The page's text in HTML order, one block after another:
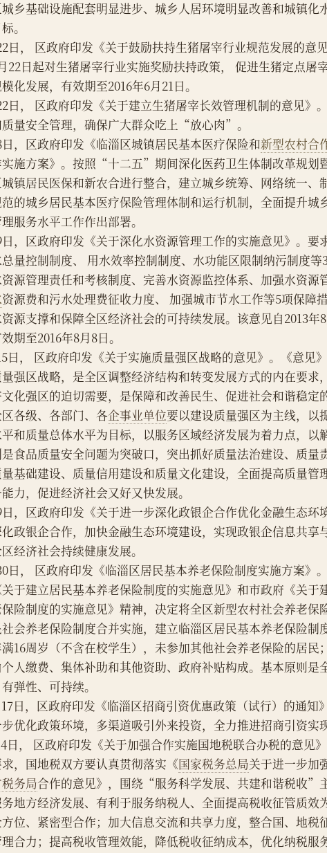
乡基础设施配套明显进步、城乡人居环境明显改善和城镇化
。
月22日， 区政府印发《关于鼓励扶持生猪屠宰行业规范发展的意
22日起对生猪屠宰行业实施奖励扶持政策， 促进生猪定点屠
化发展，有效期至2016年6月21日。
月22日， 区政府印发《关于建立生猪屠宰长效管理机制的意见》
量安全管理，确保广大群众吃上“放心肉”。
月8日，区政府印发《临淄区城镇居民基本医疗保险和
新型农村合
施方案》。按照“十二五”期间深化医药卫生体制改革规划暨
镇居民医保和新农合进行整合，建立城乡统筹、网络统一、
的城乡居民基本医疗保险管理体制和运行机制，全面提升城
服务水平工作作出部署。
月9日，区政府印发《关于深化水资源管理工作的实施意见》。要
量控制制度、 用水效率控制制度、水功能区限制纳污制度等3
源管理责任和考核制度、完善水资源监控体系、加强水资源
资源费和污水处理费征收力度、 加强城市节水工作等5项保障
源支撑和保障全区经济社会的可持续发展。该意见自2013年
期至2016年8月8日。
月15日， 区政府印发《关于实施质量强区战略的意见》。《意见》
强区战略，是全区调整经济结构和转变发展方式的内在要求
化强区的迫切需要，是保障和改善民生、促进社会和谐稳定
各级、各部门、各企事业单位要以建设质量强区为主线，以
和质量总体水平为目标，以服务区域经济发展为着力点，以
食品质量安全问题为突破口，突出抓好质量法治建设、质量
基础建设、质量信用建设和质量文化建设，全面提高质量管
力，促进经济社会又好又快发展。
月9日，区政府印发《关于进一步深化政银企合作优化金融生态环
政银企合作，加快金融生态环境建设，实现政银企信息共享
经济社会持续健康发展。
月30日， 区政府印发《临淄区居民基本养老保险制度实施方案》
于建立居民基本养老保险制度的实施意见》和市政府《关于
险制度的实施意见》精神，决定将全区新型农村社会养老保
会养老保险制度合并实施，建立临淄区居民基本养老保险制
16周岁（不含在校学生），未参加其他社会养老保险的居民
人缴费、集体补助和其他资助、政府补贴构成。基本原则是
弹性、可持续。
月17日，区政府印发《临淄区招商引资优惠政策（试行）的通知
优化政策环境，多渠道吸引外来投资，全力推进招商引资实
月4日， 区政府印发《关于加强合作实施国地税联合办税的意见
求，国地税双方要认真贯彻落实《国家税务总局关于进一步加
务局合作的意见》，围绕“服务科学发展、共建和谐税收”
地方经济发展、有利于服务纳税人、全面提高税收征管质效
位、紧密型合作；加大信息交流和共享力度，整合国、地税
合力；提高税收管理效能，降低税收征纳成本，优化纳税服